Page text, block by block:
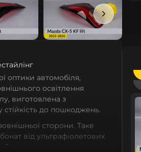
оптики автомобіля,
освітлення
виготовлена з
стійкість до пошкоджень.
сторони. Таке
від ультрафіолетових
уникнути вигорання скла